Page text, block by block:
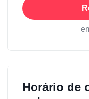
Horário de